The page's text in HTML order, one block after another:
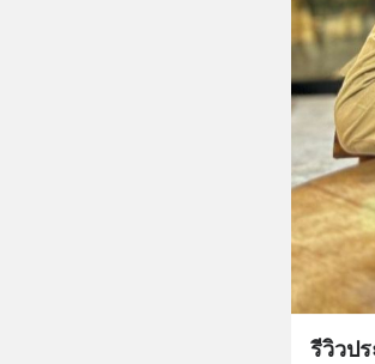
รีวิวป